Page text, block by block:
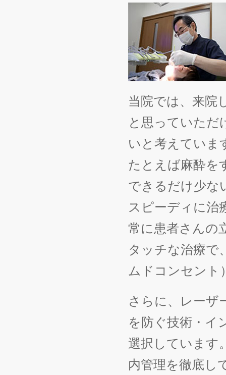
当院では、来院
と思っていただ
いと考えていま
たとえば麻酔を
できるだけ少な
スピーディに治
常に患者さんの
タッチな治療で
ムドコンセント
さらに、レーザ
を防ぐ技術・イ
選択しています
内管理を徹底し